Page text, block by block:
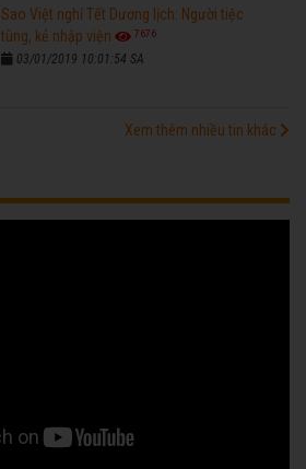
Sao Việt nghỉ Tết Dương lịch: Người tiệc
tùng, kẻ nhập viện
7676
03/01/2019 10:01:54 SA
Xem thêm nhiều tin khác